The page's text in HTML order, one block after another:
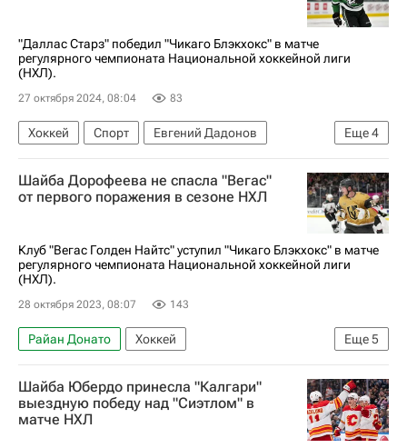
"Даллас Старз" победил "Чикаго Блэкхокс" в матче
регулярного чемпионата Национальной хоккейной лиги
(НХЛ).
27 октября 2024, 08:04 83
Еще4
Хоккей Спорт
Евгений Дадонов
Джейми Бенн
Мэтт Дюшен
Даллас Старз
Чикаго Блэкхокс
Шайба Дорофеева не спасла "Вегас"
от первого поражения в сезоне НХЛ
Клуб "Вегас Голден Найтс" уступил "Чикаго Блэкхокс" в матче
регулярного чемпионата Национальной хоккейной лиги
(НХЛ).
28 октября 2023, 08:07 143
Еще5
Райан Донато
Хоккей
Национальная хоккейная лига (НХЛ)
Тэйлор Реддиш
Филипп Курашев
Вегас Голден Найтс
Шайба Юбердо принесла "Калгари"
выездную победу над "Сиэтлом" в
матче НХЛ